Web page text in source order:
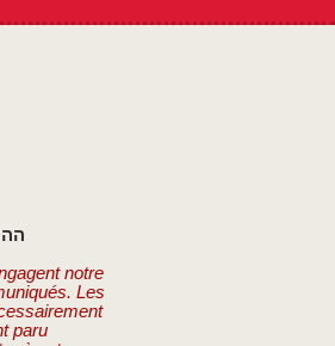
notre
Les
paru